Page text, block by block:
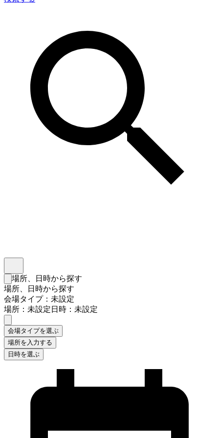
検索フォームを閉じる
場所、日時から探す
場所、日時から探す
会場タイプ：未設定
場所：未設定日時：未設定
会場タイプを選ぶ
場所を入力する
日時を選ぶ